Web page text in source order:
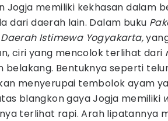
Jogja memiliki kekhasan dalam
dari daerah lain. Dalam buku
Istimewa Yogyakarta,
ciri yang mencolok terlihat dari
belakang. Bentuknya seperti
menyerupai tembolok ayam
blangkon gaya Jogja memiliki
terlihat rapi. Arah lipatannya